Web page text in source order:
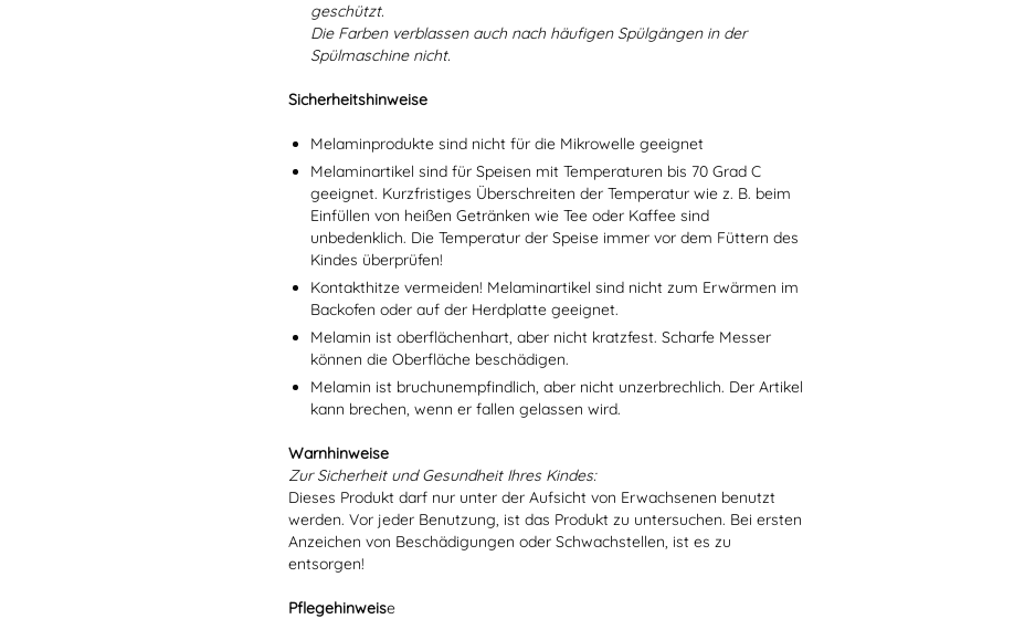
geschützt.
Die Farben verblassen auch nach häufigen Spülgängen in der
Spülmaschine nicht.
Sicherheitshinweise
Melaminprodukte sind nicht für die Mikrowelle geeignet
Melaminartikel sind für Speisen mit Temperaturen bis 70 Grad C
geeignet. Kurzfristiges Überschreiten der Temperatur wie z. B. beim
Einfüllen von heißen Getränken wie Tee oder Kaffee sind
unbedenklich. Die Temperatur der Speise immer vor dem Füttern des
Kindes überprüfen!
Kontakthitze vermeiden! Melaminartikel sind nicht zum Erwärmen im
Backofen oder auf der Herdplatte geeignet.
Melamin ist oberflächenhart, aber nicht kratzfest. Scharfe Messer
können die Oberfläche beschädigen.
Melamin ist bruchunempfindlich, aber nicht unzerbrechlich. Der Artikel
kann brechen, wenn er fallen gelassen wird.
Warnhinweise
Zur Sicherheit und Gesundheit Ihres Kindes:
Dieses Produkt darf nur unter der Aufsicht von Erwachsenen benutzt
werden. Vor jeder Benutzung, ist das Produkt zu untersuchen. Bei ersten
Anzeichen von Beschädigungen oder Schwachstellen, ist es zu
entsorgen!
Pflegehinweise